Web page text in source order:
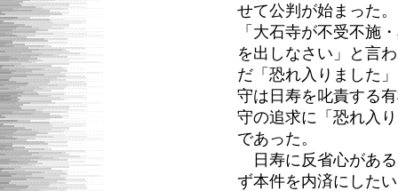
せて公判が始まった
「大石寺が不受不施
を出しなさい」と言
だ「恐れ入りました
守は日寿を叱責する
守の追求に「恐れ入
であった。
日寿に反省心があ
ず本件を内済にした